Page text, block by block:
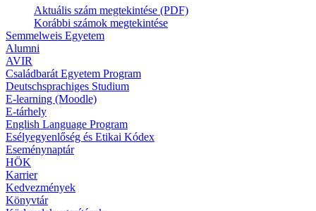
Aktuális szám megtekintése (PDF)
Korábbi számok megtekintése
Semmelweis Egyetem
Alumni
AVIR
Családbarát Egyetem Program
Deutschsprachiges Studium
E-learning (Moodle)
E-tárhely
English Language Program
Esélyegyenlőség és Etikai Kódex
Eseménynaptár
HÖK
Karrier
Kedvezmények
Könyvtár